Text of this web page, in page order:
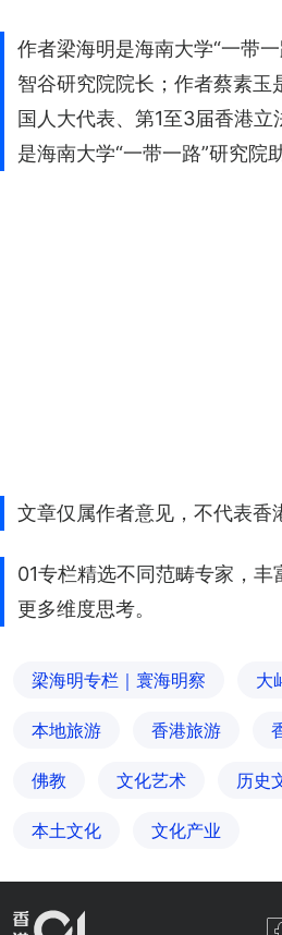
作者梁海明是海南大学“一带
智谷研究院院长；作者蔡素玉
国人大代表、第1至3届香港
是海南大学“一带一路”研究院
文章仅属作者意见，不代表香
01专栏精选不同范畴专家，丰
更多维度思考。
梁海明专栏｜寰海明察 大
本地旅游 香港旅游
佛教 文化艺术 历史
本土文化 文化产业